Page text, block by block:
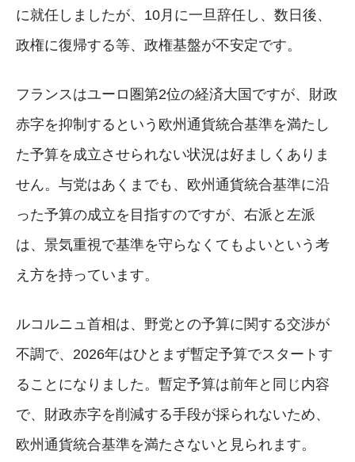
に就任しましたが、10月に一旦辞任し、数日後、
政権に復帰する等、政権基盤が不安定です。
フランスはユーロ圏第2位の経済大国ですが、財政
赤字を抑制するという欧州通貨統合基準を満たし
た予算を成立させられない状況は好ましくありま
せん。与党はあくまでも、欧州通貨統合基準に沿
った予算の成立を目指すのですが、右派と左派
は、景気重視で基準を守らなくてもよいという考
え方を持っています。
ルコルニュ首相は、野党との予算に関する交渉が
不調で、2026年はひとまず暫定予算でスタートす
ることになりました。暫定予算は前年と同じ内容
で、財政赤字を削減する手段が採られないため、
欧州通貨統合基準を満たさないと見られます。